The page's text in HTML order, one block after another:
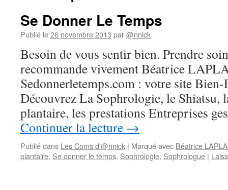
Se Donner Le Temps
Publié le26 novembre 2013 par@nnick
Besoin de vous sentir bien. Prendre
recommande vivement Béatrice
Sedonnerletemps.com : votre site
Découvrez La Sophrologie, le Shiatsu,
plantaire, les prestations Entreprises
Continuer la lecture →
Publié dans Les Coms d'@nnick | Marqué avec Béatrice
plantaire, Se donner le temps, Sophrologie, Sophrologue |